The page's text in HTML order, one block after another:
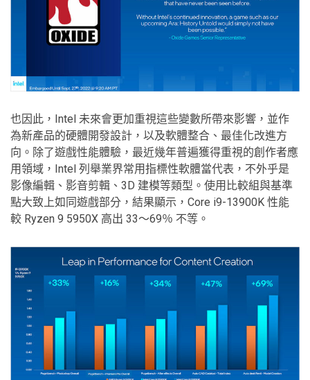
也因此，Intel 未來會更加重視這些變數所帶來影響，並作
為新產品的硬體開發設計，以及軟體整合、最佳化改進方
向。除了遊戲性能體驗，最近幾年普遍獲得重視的創作者應
用領域，Intel 列舉業界常用指標性軟體當代表，不外乎是
影像編輯、影音剪輯、3D 建模等類型。使用比較組與基準
點大致上如同遊戲部分，結果顯示，Core i9-13900K 性能
較 Ryzen 9 5950X 高出 33～69％ 不等。